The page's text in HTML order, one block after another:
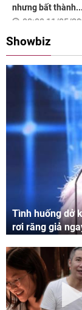
nhưng bất thành...
08:00 11/05/
Showbiz
Tình huống dở
rơi răng giả